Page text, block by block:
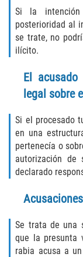
Si la
posterioridad al
se trate, no
ilícito.
El acusado
legal sobre
Si el procesado
en una
pertenecía o
autorización de
declarado
Se trata de una
que la presunta
rabia acusa a